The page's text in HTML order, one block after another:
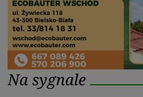
Na sygnale